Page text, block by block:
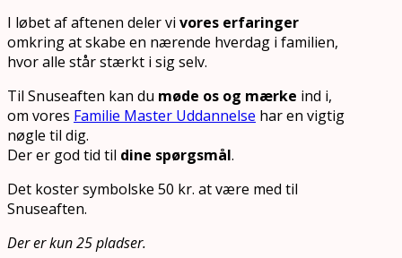
I løbet af aftenen deler vi vores erfaringer
omkring at skabe en nærende hverdag i familien,
hvor alle står stærkt i sig selv.
Til Snuseaften kan du møde os og mærke ind i,
om vores Familie Master Uddannelse har en vigtig
nøgle til dig.
Der er god tid til dine spørgsmål.
Det koster symbolske 50 kr. at være med til
Snuseaften.
Der er kun 25 pladser.